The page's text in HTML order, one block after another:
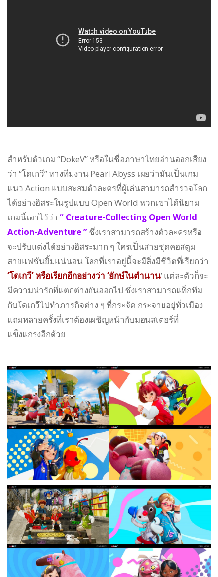
สำหรับตัวเกม “DokeV” หรือในชื่อภาษาไทยอ่านออกเสียง
ว่า “โดเกวี” ทางทีมงาน Pearl Abyss เผยว่ามันเป็นเกม
แนว Action แบบสะสมตัวละครที่ผู้เล่นสามารถสำรวจโลก
ได้อย่างอิสระในรูปแบบ Open World พวกเขาได้นิยาม
เกมนี้เอาไว้ว่า “ Creature-Collecting Open World
Action-Adventure ”ซึ่งเราสามารถสร้างตัวละครหรือ
จะปรับแต่งได้อย่างอิสระมาก ๆ ใครเป็นสายชุดคอสตูม
สายแฟชันยิ้มแน่นอน โลกที่เราอยู่นี้จะมีสิ่งมีชีวิตที่เรียกว่า
‘โดเกวี’ หรือเรียกอีกอย่างว่า ‘ยักษ์ในตำนาน’ แต่ละตัวก็จะ
มีความน่ารักที่แตกต่างกันออกไป ซึ่งเราสามารถแท็กทีม
กับโดเกวีไปทำภารกิจต่าง ๆ ที่กระจัด กระจายอยู่ทั่วเมือง
แถมหลายครั้งที่เราต้องเผชิญหน้ากับมอนสเตอร์ที่
แข็งแกร่งอีกด้วย